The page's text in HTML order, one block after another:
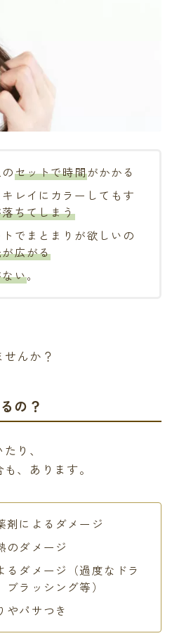
セットで時間がかかる
レイにカラーしてもす
ちてしまう
でまとまりが欲しいの
広がる
い。
んか？
の？
り、
、あります。
剤によるダメージ
のダメージ
るダメージ（過度なドラ
ラッシング等）
やパサつき